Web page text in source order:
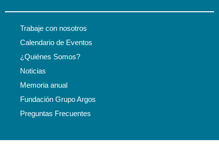
Trabaje con nosotros
Calendario de Eventos
¿Quiénes Somos?
Noticias
Memoria anual
Fundación Grupo Argos
Preguntas Frecuentes